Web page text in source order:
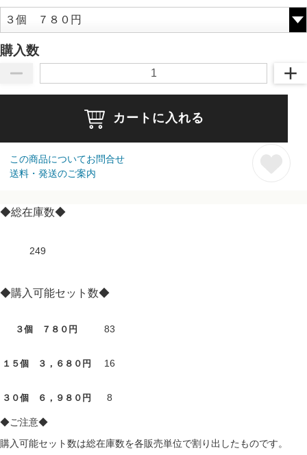
購入数
カートに入れる
この商品についてお問合せ
送料・発送のご案内
◆総在庫数◆
249
◆購入可能セット数◆
３個 ７８０円 83
１５個 ３，６８０円 16
３０個 ６，９８０円 8
◆ご注意◆
購入可能セット数は総在庫数を各販売単位で割り出したものです。